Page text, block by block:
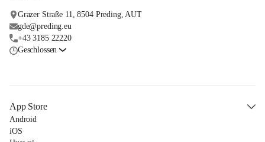
Grazer Straße 11, 8504 Preding, AUT
gde@preding.eu
+43 3185 22220
Geschlossen
App Store
Android
iOS